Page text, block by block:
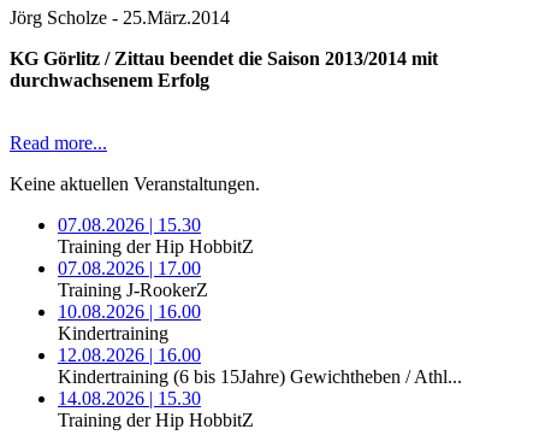
Jörg Scholze - 25.März.2014
KG Görlitz / Zittau beendet die Saison 2013/2014 mit
durchwachsenem Erfolg
Read more...
Keine aktuellen Veranstaltungen.
07.08.2026 | 15.30
Training der Hip HobbitZ
07.08.2026 | 17.00
Training J-RookerZ
10.08.2026 | 16.00
Kindertraining
12.08.2026 | 16.00
Kindertraining (6 bis 15Jahre) Gewichtheben / Athl...
14.08.2026 | 15.30
Training der Hip HobbitZ